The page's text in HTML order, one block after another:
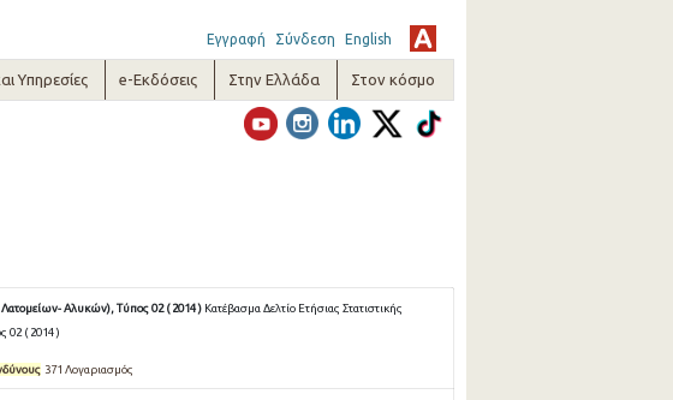
Εγγραφή Σύνδεση English
Υπηρεσίες e-Εκδόσεις Στην Ελλάδα Στον κόσμο
Λατομείων- Αλυκών), Τύπος 02 ( 2014 ) Κατέβασμα Δελτίο Ετήσιας Στατιστικής
02 ( 2014 )
371 Λογαριασμός